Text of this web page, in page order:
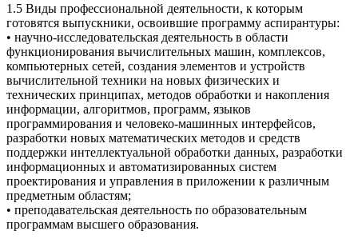
1.5 Виды профессиональной деятельности, к которым
готовятся выпускники, освоившие программу аспирантуры:
• научно-исследовательская деятельность в области
функционирования вычислительных машин, комплексов,
компьютерных сетей, создания элементов и устройств
вычислительной техники на новых физических и
технических принципах, методов обработки и накопления
информации, алгоритмов, программ, языков
программирования и человеко-машинных интерфейсов,
разработки новых математических методов и средств
поддержки интеллектуальной обработки данных, разработки
информационных и автоматизированных систем
проектирования и управления в приложении к различным
предметным областям;
• преподавательская деятельность по образовательным
программам высшего образования.